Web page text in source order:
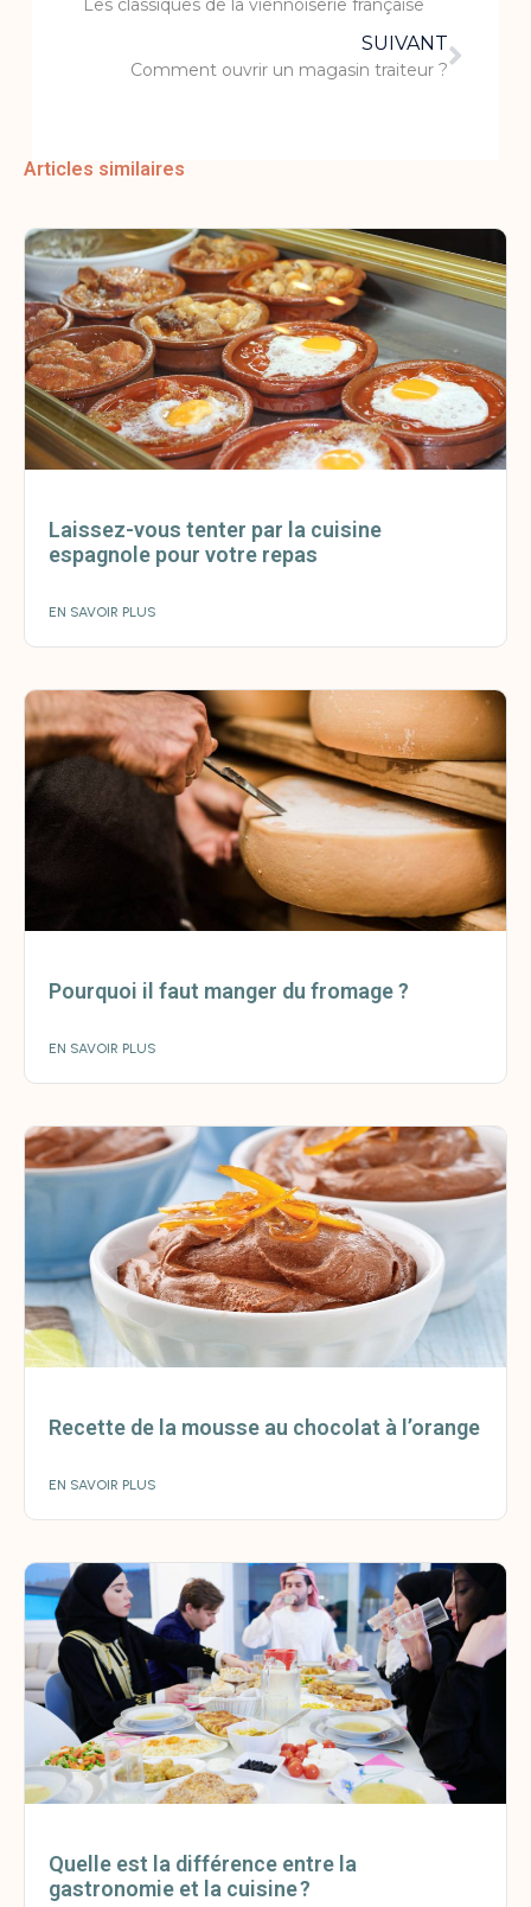
Les classiques de la viennoiserie française
SUIVANT
Comment ouvrir un magasin traiteur ?
Articles similaires
Laissez-vous tenter par la cuisine
espagnole pour votre repas
EN SAVOIR PLUS
Pourquoi il faut manger du fromage ?
EN SAVOIR PLUS
Recette de la mousse au chocolat à l’orange
EN SAVOIR PLUS
Quelle est la différence entre la
gastronomie et la cuisine ?